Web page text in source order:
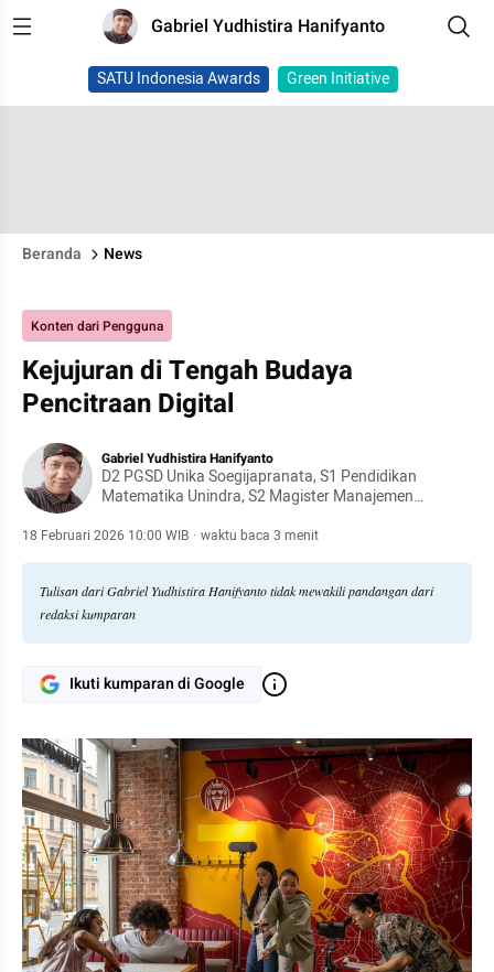
Gabriel Yudhistira Hanifyanto
SATU Indonesia Awards Green Initiative
Beranda News
Konten dari Pengguna
Kejujuran di Tengah Budaya
Pencitraan Digital
Gabriel Yudhistira Hanifyanto
D2 PGSD Unika Soegijapranata, S1 Pendidikan
Matematika Unindra, S2 Magister Manajemen
Strada
18 Februari 2026 10:00 WIB · waktu baca 3 menit
Tulisan dari Gabriel Yudhistira Hanifyanto tidak mewakili pandangan dari
redaksi kumparan
Ikuti kumparan di Google